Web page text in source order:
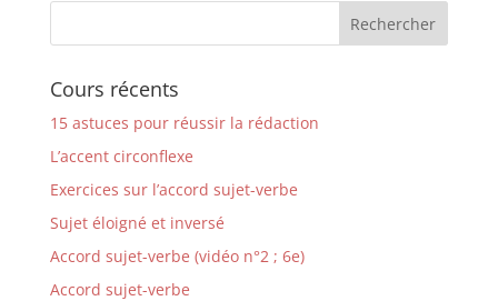
Cours récents
15 astuces pour réussir la rédaction
L’accent circonflexe
Exercices sur l’accord sujet-verbe
Sujet éloigné et inversé
Accord sujet-verbe (vidéo n°2 ; 6e)
Accord sujet-verbe